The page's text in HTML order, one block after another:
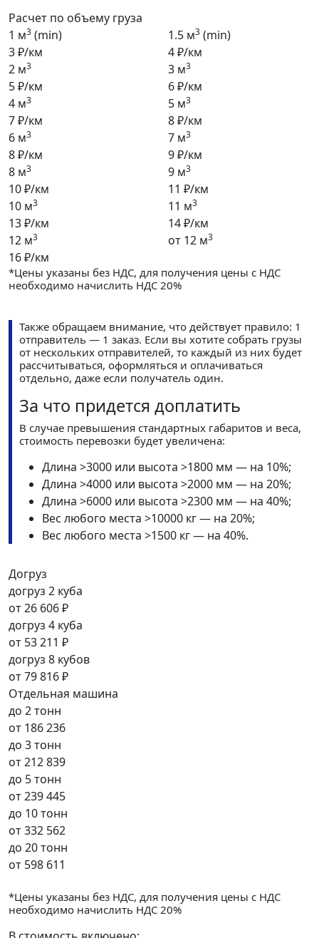
Расчет по объему груза
1 м3 (min)
3 ₽/км
1.5 м3 (min)
4 ₽/км
2 м3
5 ₽/км
3 м3
6 ₽/км
4 м3
7 ₽/км
5 м3
8 ₽/км
6 м3
8 ₽/км
7 м3
9 ₽/км
8 м3
10 ₽/км
9 м3
11 ₽/км
10 м3
13 ₽/км
11 м3
14 ₽/км
12 м3
16 ₽/км
от 12 м3
*Цены указаны без НДС, для получения цены с НДС
необходимо начислить НДС 20%
Также обращаем внимание, что действует правило: 1
отправитель — 1 заказ. Если вы хотите собрать грузы
от нескольких отправителей, то каждый из них будет
рассчитываться, оформляться и оплачиваться
отдельно, даже если получатель один.
За что придется доплатить
В случае превышения стандартных габаритов и веса,
стоимость перевозки будет увеличена:
Длина >3000 или высота >1800 мм — на 10%;
Длина >4000 или высота >2000 мм — на 20%;
Длина >6000 или высота >2300 мм — на 40%;
Вес любого места >10000 кг — на 20%;
Вес любого места >1500 кг — на 40%.
Догруз
догруз 2 куба
от26 606 ₽
догруз 4 куба
от 53 211 ₽
догруз 8 кубов
от79 816 ₽
Отдельная машина
до 2 тонн
от 186 236
до 3 тонн
от212 839
до 5 тонн
от239 445
до 10 тонн
от332 562
до 20 тонн
от 598 611
*Цены указаны без НДС, для получения цены с НДС
необходимо начислить НДС 20%